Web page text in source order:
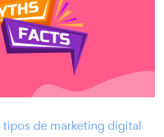
tipos de marketing digital